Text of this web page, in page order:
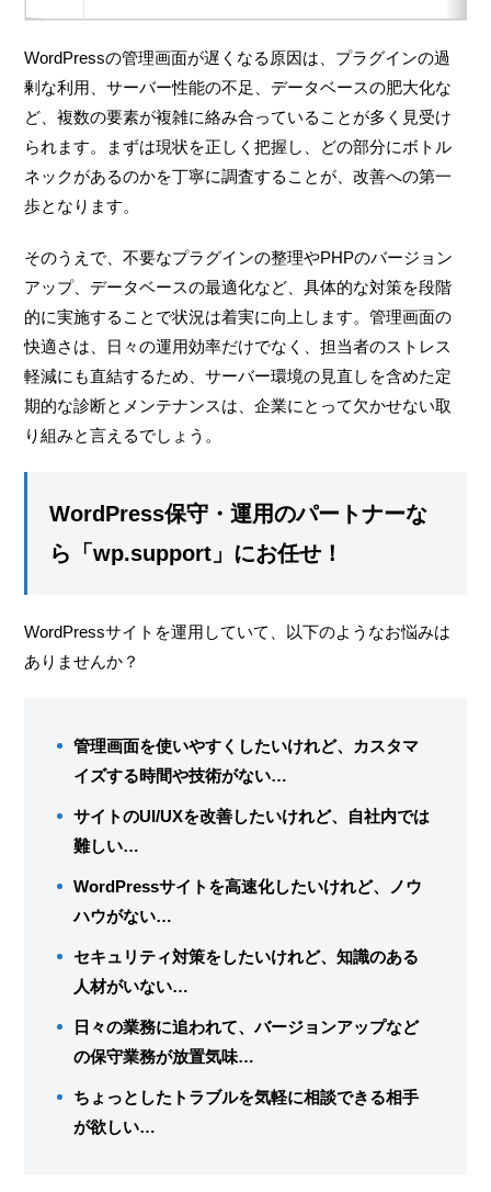
WordPressの管理画面が遅くなる原因は、プラグインの過
剰な利用、サーバー性能の不足、データベースの肥大化な
ど、複数の要素が複雑に絡み合っていることが多く見受け
られます。まずは現状を正しく把握し、どの部分にボトル
ネックがあるのかを丁寧に調査することが、改善への第一
歩となります。
そのうえで、不要なプラグインの整理やPHPのバージョン
アップ、データベースの最適化など、具体的な対策を段階
的に実施することで状況は着実に向上します。管理画面の
快適さは、日々の運用効率だけでなく、担当者のストレス
軽減にも直結するため、サーバー環境の見直しを含めた定
期的な診断とメンテナンスは、企業にとって欠かせない取
り組みと言えるでしょう。
WordPress保守・運用のパートナーな
ら「wp.support」にお任せ！
WordPressサイトを運用していて、以下のようなお悩みは
ありませんか？
管理画面を使いやすくしたいけれど、カスタマ
イズする時間や技術がない…
サイトのUI/UXを改善したいけれど、自社内では
難しい…
WordPressサイトを高速化したいけれど、ノウ
ハウがない…
セキュリティ対策をしたいけれど、知識のある
人材がいない…
日々の業務に追われて、バージョンアップなど
の保守業務が放置気味…
ちょっとしたトラブルを気軽に相談できる相手
が欲しい…